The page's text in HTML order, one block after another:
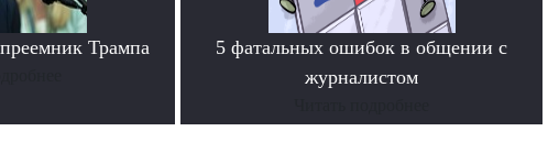
Трампа
5 фатальных ошибок в общении с
журналистом